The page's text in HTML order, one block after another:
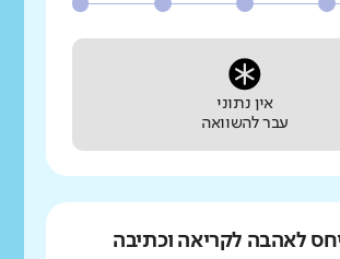
אין נתוני
עבר להשוואה
לאהבה לקריאה וכתיבה